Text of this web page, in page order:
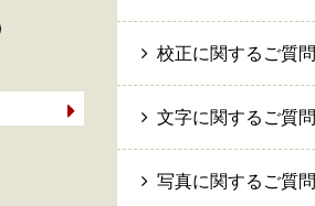
校正に関するご質問
文字に関するご質問
写真に関するご質問